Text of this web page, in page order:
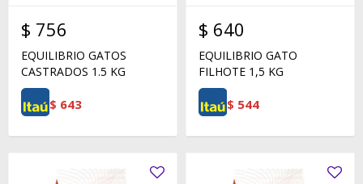
$ 756
EQUILIBRIO GATOS
CASTRADOS 1.5 KG
$ 643
$ 640
EQUILIBRIO GATO
FILHOTE 1,5 KG
$ 544